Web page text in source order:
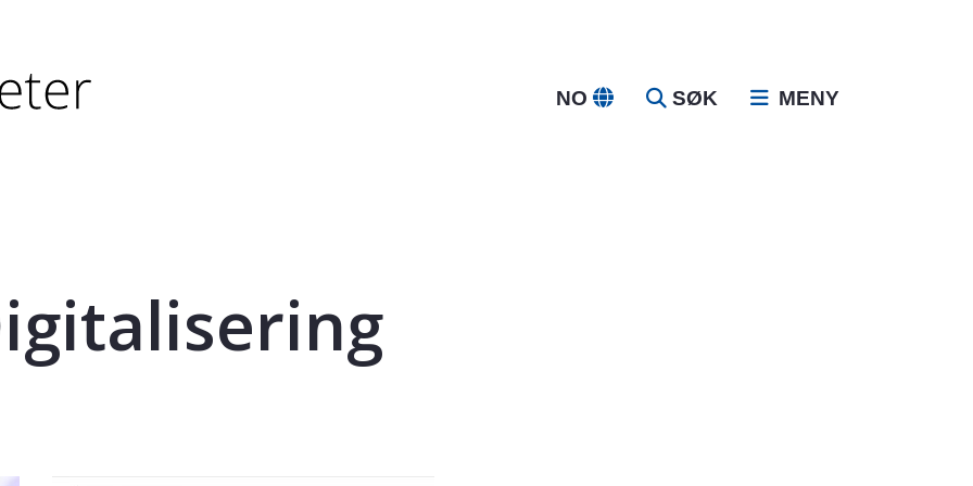
eller - (minus) for å forminske.
eller - (minus) for å forminske.
NO SØK MENY